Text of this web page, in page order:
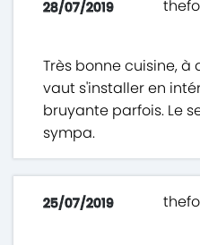
28/07/2019
Très bonne cuisine, à
vaut s'installer en
bruyante parfois. Le
sympa.
25/07/2019